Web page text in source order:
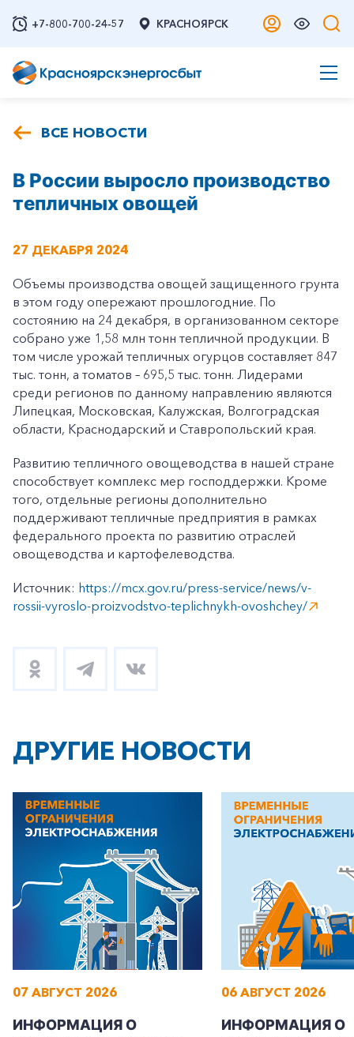
+7-800-700-24-57 КРАСНОЯРСК
ВСЕ НОВОСТИ
В России выросло производство
тепличных овощей
27 ДЕКАБРЯ 2024
Объемы производства овощей защищенного грунта
в этом году опережают прошлогодние. По
состоянию на 24 декабря, в организованном секторе
собрано уже 1,58 млн тонн тепличной продукции. В
том числе урожай тепличных огурцов составляет 847
тыс. тонн, а томатов – 695,5 тыс. тонн. Лидерами
среди регионов по данному направлению являются
Липецкая, Московская, Калужская, Волгоградская
области, Краснодарский и Ставропольский края.
Развитию тепличного овощеводства в нашей стране
способствует комплекс мер господдержки. Кроме
того, отдельные регионы дополнительно
поддерживают тепличные предприятия в рамках
федерального проекта по развитию отраслей
овощеводства и картофелеводства.
Источник: https://mcx.gov.ru/press-service/news/v-
rossii-vyroslo-proizvodstvo-teplichnykh-ovoshchey/
ДРУГИЕ НОВОСТИ
07 АВГУСТ 2026
ИНФОРМАЦИЯ О
06 АВГУСТ 2026
ИНФОРМАЦИЯ О